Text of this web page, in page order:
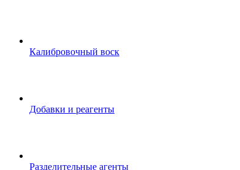
Калибровочный воск
Добавки и реагенты
Разделительные агенты